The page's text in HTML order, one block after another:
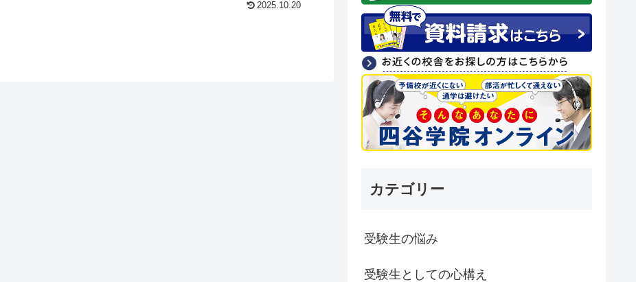
2025.10.20
カテゴリー
受験生の悩み
受験生としての心構え